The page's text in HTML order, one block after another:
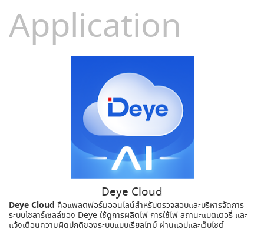
Application
Deye Cloud
Deye Cloud คือแพลตฟอร์มออนไลน์สำหรับตรวจสอบและบริหารจัดการ
ระบบโซลาร์เซลล์ของ Deye ใช้ดูการผลิตไฟ การใช้ไฟ สถานะแบตเตอรี่ และ
แจ้งเตือนความผิดปกติของระบบแบบเรียลไทม์ ผ่านแอปและเว็บไซต์